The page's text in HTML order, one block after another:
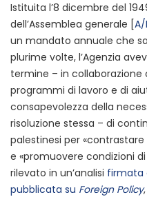
Istituita l’8 dicembre del
dell’Assemblea generale [A/
un mandato annuale che
plurime volte, l’Agenzia
termine – in collaborazione
programmi di lavoro e di
consapevolezza della
risoluzione stessa – di
palestinesi per
e «promuovere condizioni
rilevato in un’analisi firmata
pubblicata su Foreign Policy